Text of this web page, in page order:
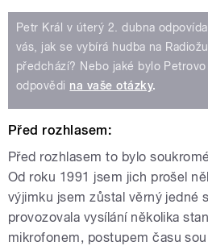
Petr Král v úterý 2. dubna
vás, jak se vybírá hudba na
předchází? Nebo jaké bylo
odpovědi na vaše otázky.
Před rozhlasem:
Před rozhlasem to bylo
Od roku 1991 jsem jich prošel
výjimku jsem zůstal věrný jedné
provozovala vysílání několika
mikrofonem, postupem času